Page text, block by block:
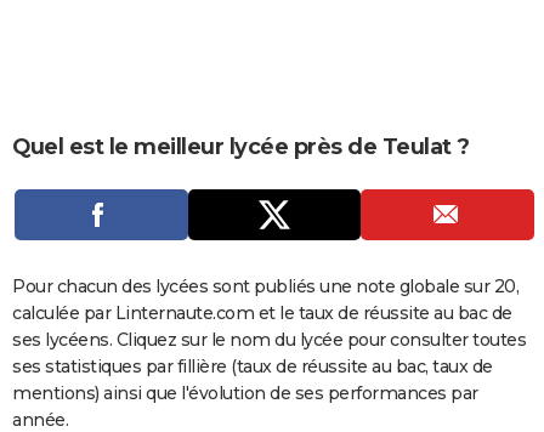
Dictionnaire
Biographies
Expressions
Proverbes
PROGRAMME TV
COPAINS D'AVANT
S'inscrire
Se connecter
Lycées
Collèges
Primaires
Universités
Entreprises
Service militaire
Avis de recherche
AVIS DE DÉCÈS
FORUM
Bricolage
Lifestyle
Culture
Sport
Auto
Television
Voyage
Cinema
Quel est le meilleur lycée près de Teulat ?
Pour chacun des lycées sont publiés une note globale sur 20,
calculée par Linternaute.com et le taux de réussite au bac de
ses lycéens. Cliquez sur le nom du lycée pour consulter toutes
ses statistiques par fillière (taux de réussite au bac, taux de
mentions) ainsi que l'évolution de ses performances par
année.